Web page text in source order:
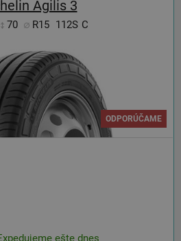
Agilis 3
70 R15 112S C
ODPORÚČAME
ešte dnes